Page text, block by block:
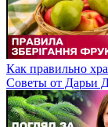
Как правильно
Советы от Дарьи